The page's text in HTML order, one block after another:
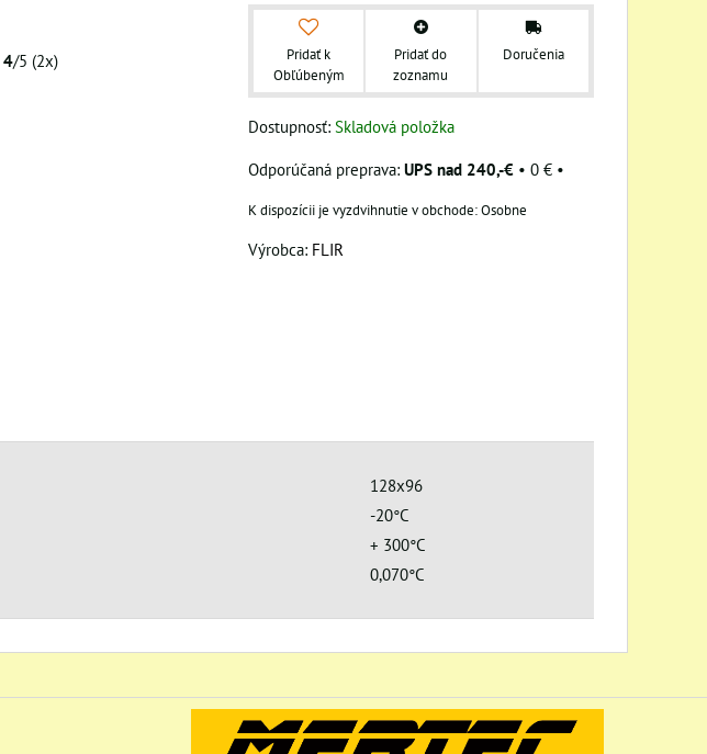
4/5 (2x)
Pridať k
Obľúbeným
Pridať do
zoznamu
Doručenia
Dostupnosť: Skladová položka
UPS nad 240,-€ • 0 € •
Osobne
Výrobca: FLIR
128x96
-20°C
+ 300°C
0,070°C